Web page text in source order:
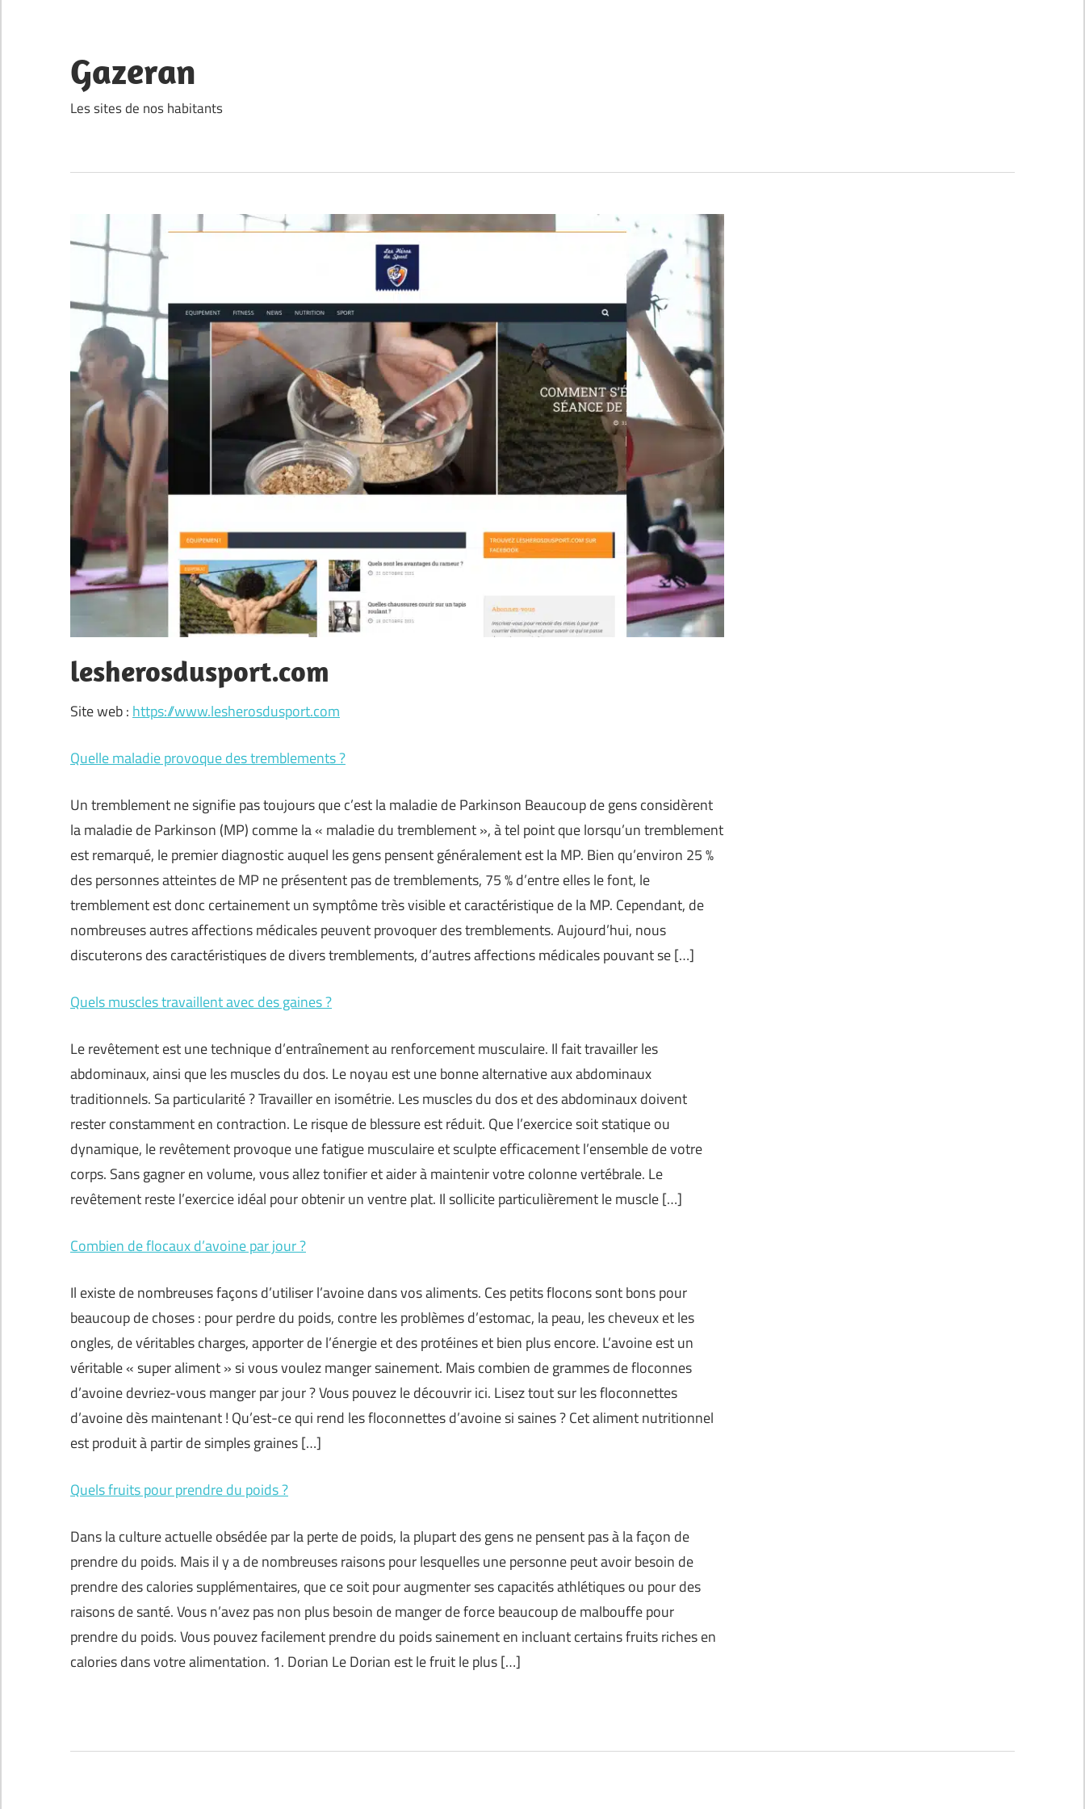
content
Gazeran
Les sites de nos habitants
lesherosdusport.com
Site web : https://www.lesherosdusport.com
Quelle maladie provoque des tremblements ?
Un tremblement ne signifie pas toujours que c’est la maladie de Parkinson Beaucoup de gens considèrent
la maladie de Parkinson (MP) comme la « maladie du tremblement », à tel point que lorsqu’un tremblement
est remarqué, le premier diagnostic auquel les gens pensent généralement est la MP. Bien qu’environ 25 %
des personnes atteintes de MP ne présentent pas de tremblements, 75 % d’entre elles le font, le
tremblement est donc certainement un symptôme très visible et caractéristique de la MP. Cependant, de
nombreuses autres affections médicales peuvent provoquer des tremblements. Aujourd’hui, nous
discuterons des caractéristiques de divers tremblements, d’autres affections médicales pouvant se […]
Quels muscles travaillent avec des gaines ?
Le revêtement est une technique d’entraînement au renforcement musculaire. Il fait travailler les
abdominaux, ainsi que les muscles du dos. Le noyau est une bonne alternative aux abdominaux
traditionnels. Sa particularité ? Travailler en isométrie. Les muscles du dos et des abdominaux doivent
rester constamment en contraction. Le risque de blessure est réduit. Que l’exercice soit statique ou
dynamique, le revêtement provoque une fatigue musculaire et sculpte efficacement l’ensemble de votre
corps. Sans gagner en volume, vous allez tonifier et aider à maintenir votre colonne vertébrale. Le
revêtement reste l’exercice idéal pour obtenir un ventre plat. Il sollicite particulièrement le muscle […]
Combien de flocaux d’avoine par jour ?
Il existe de nombreuses façons d’utiliser l’avoine dans vos aliments. Ces petits flocons sont bons pour
beaucoup de choses : pour perdre du poids, contre les problèmes d’estomac, la peau, les cheveux et les
ongles, de véritables charges, apporter de l’énergie et des protéines et bien plus encore. L’avoine est un
véritable « super aliment » si vous voulez manger sainement. Mais combien de grammes de floconnes
d’avoine devriez-vous manger par jour ? Vous pouvez le découvrir ici. Lisez tout sur les floconnettes
d’avoine dès maintenant ! Qu’est-ce qui rend les floconnettes d’avoine si saines ? Cet aliment nutritionnel
est produit à partir de simples graines […]
Quels fruits pour prendre du poids ?
Dans la culture actuelle obsédée par la perte de poids, la plupart des gens ne pensent pas à la façon de
prendre du poids. Mais il y a de nombreuses raisons pour lesquelles une personne peut avoir besoin de
prendre des calories supplémentaires, que ce soit pour augmenter ses capacités athlétiques ou pour des
raisons de santé. Vous n’avez pas non plus besoin de manger de force beaucoup de malbouffe pour
prendre du poids. Vous pouvez facilement prendre du poids sainement en incluant certains fruits riches en
calories dans votre alimentation. 1. Dorian Le Dorian est le fruit le plus […]